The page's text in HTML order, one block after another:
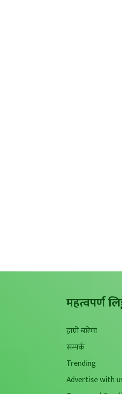
महत्वपर्ण
हाम्रो बारेमा
सम्पर्क
Trending
Advertise with